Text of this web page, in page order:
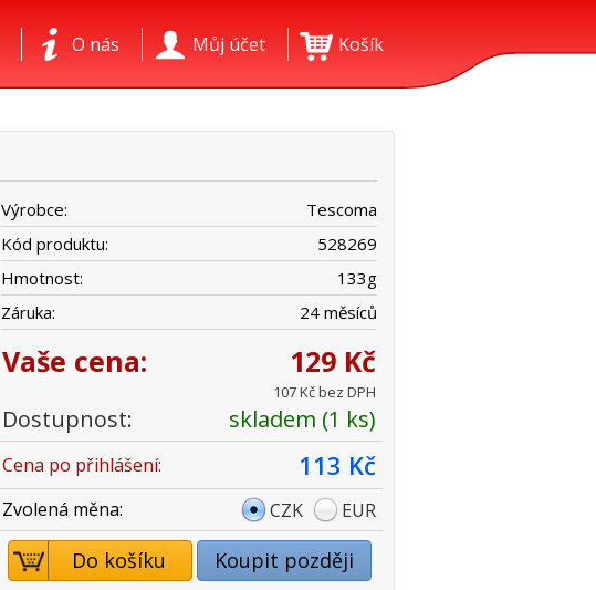
Košík
Můj účet
O nás
Výrobce:
Tescoma
Kód produktu:
528269
Hmotnost:
133g
Záruka:
24 měsíců
Vaše cena: 129 Kč
107 Kč bez DPH
Dostupnost: skladem (1 ks)
Cena po přihlášení: 113 Kč
Zvolená měna: CZK EUR
Do košíku Koupit později